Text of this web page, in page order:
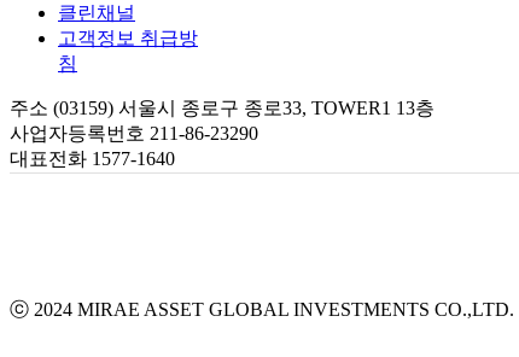
클린채널
고객정보 취급방
침
주소 (03159) 서울시 종로구 종로33, TOWER1 13층
사업자등록번호 211-86-23290
대표전화 1577-1640
ⓒ 2024 MIRAE ASSET GLOBAL INVESTMENTS CO.,LTD.